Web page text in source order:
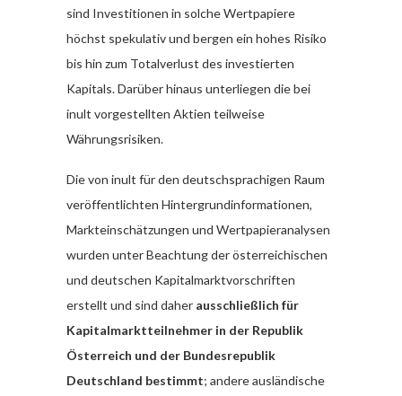
sind Investitionen in solche Wertpapiere
höchst spekulativ und bergen ein hohes Risiko
bis hin zum Totalverlust des investierten
Kapitals. Darüber hinaus unterliegen die bei
inult vorgestellten Aktien teilweise
Währungsrisiken.
Die von inult für den deutschsprachigen Raum
veröffentlichten Hintergrundinformationen,
Markteinschätzungen und Wertpapieranalysen
wurden unter Beachtung der österreichischen
und deutschen Kapitalmarktvorschriften
erstellt und sind daher ausschließlich für
Kapitalmarktteilnehmer in der Republik
Österreich und der Bundesrepublik
Deutschland bestimmt; andere ausländische